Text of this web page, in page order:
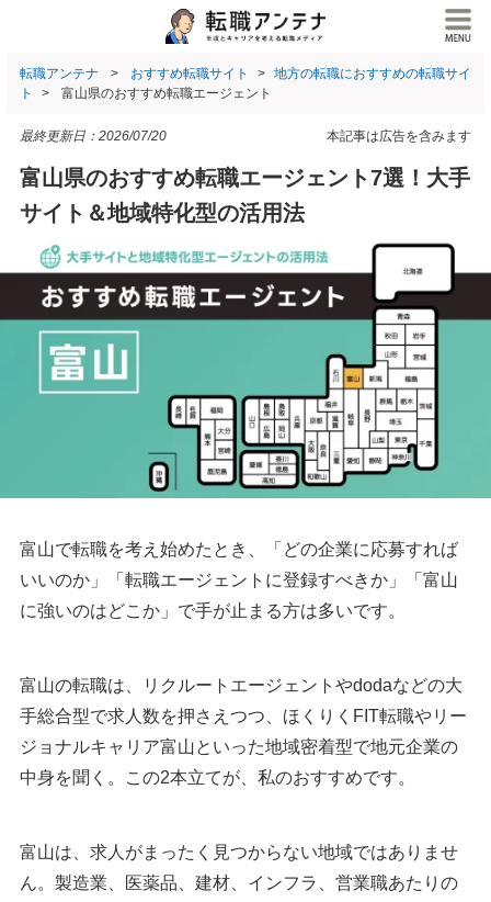
転職アンテナ おすすめ転職サイト
地方の転職におすすめの転職サイ
ト
富山県のおすすめ転職エージェント
本記事は広告を含みます
最終更新日： 2026/07/20
富山県のおすすめ転職エージェント7選！大手
サイト＆地域特化型の活用法
富山で転職を考え始めたとき、「どの企業に応募すれば
いいのか」「転職エージェントに登録すべきか」「富山
に強いのはどこか」で手が止まる方は多いです。
富山の転職は、リクルートエージェントやdodaなどの大
手総合型で求人数を押さえつつ、ほくりくFIT転職やリー
ジョナルキャリア富山といった地域密着型で地元企業の
中身を聞く。この2本立てが、私のおすすめです。
富山は、求人がまったく見つからない地域ではありませ
ん。製造業、医薬品、建材、インフラ、営業職あたりの